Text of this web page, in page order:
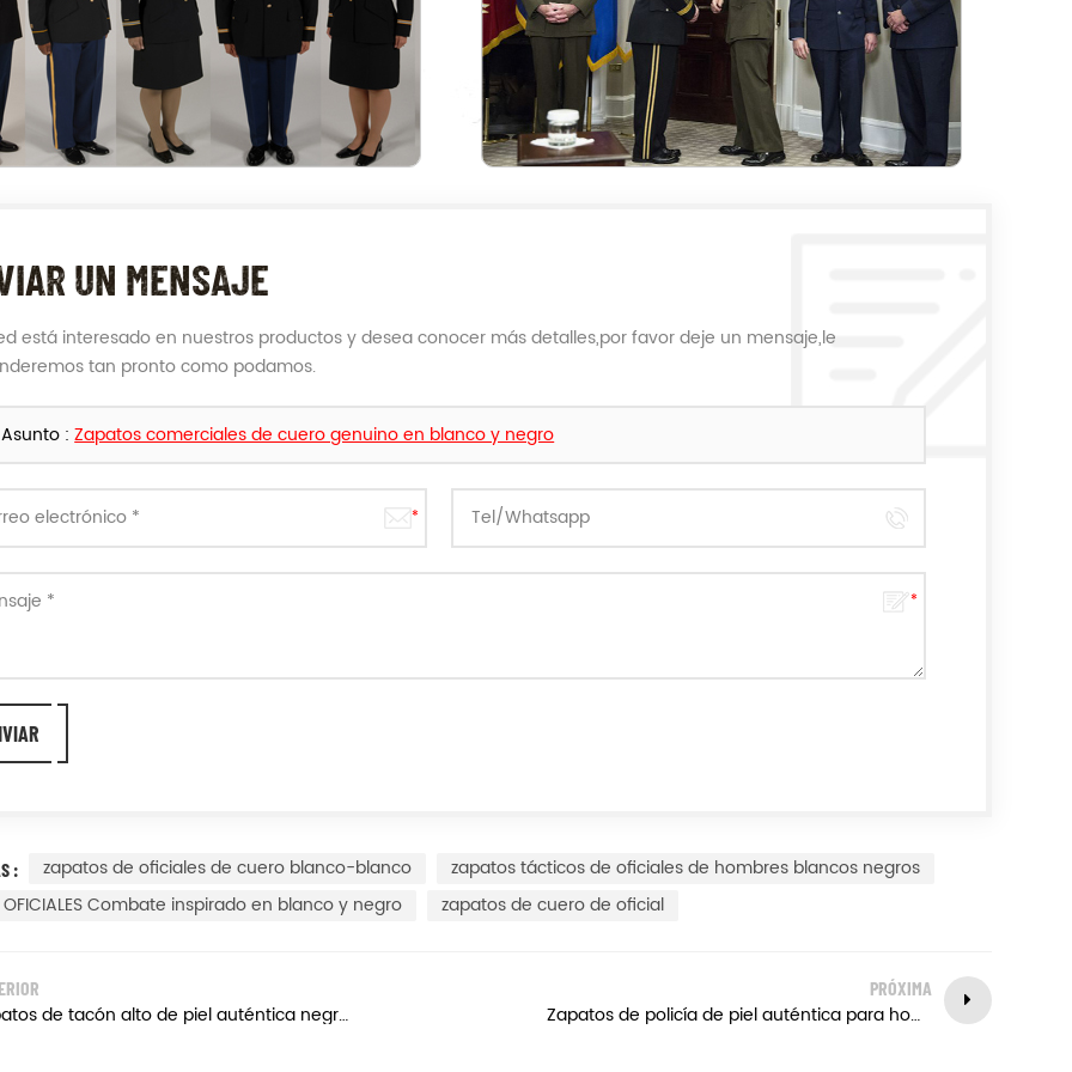
UN MENSAJE
está interesado en nuestros productos y desea conocer más detalles,por favor deje un mensaje,le
tan pronto como podamos.
Asunto :Zapatos comerciales de cuero genuino en blanco y negro
: zapatos de oficiales de cuero blanco-blanco
zapatos tácticos de oficiales de hombres blancos negros
OFICIALES Combate inspirado en blanco y negro
zapatos de cuero de oficial
Zapatos de tacón alto de piel auténtica negra de oficial de policía para mujer
PRÓXIMA
Zapatos de policía de piel auténtica para hombre.